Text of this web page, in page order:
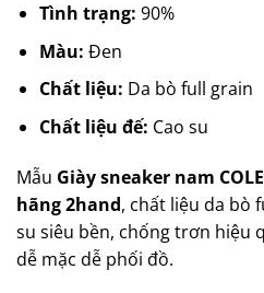
Tình trạng: 90%
Màu: Đen
Chất liệu: Da bò full grain
Chất liệu đế: Cao su
Mẫu Giày sneaker nam
hãng 2hand, chất liệu da bò
su siêu bền, chống trơn hiệu
dễ mặc dễ phối đồ.